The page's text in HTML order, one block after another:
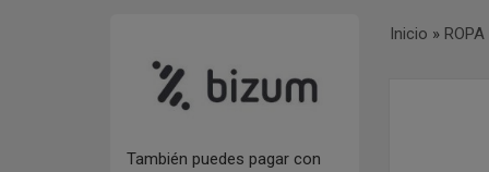
También puedes pagar con
Inicio »